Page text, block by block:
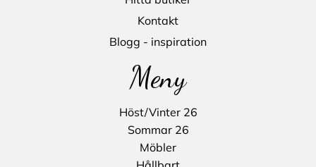
Kontakt
Blogg - inspiration
Meny
Höst/Vinter 26
Sommar 26
Möbler